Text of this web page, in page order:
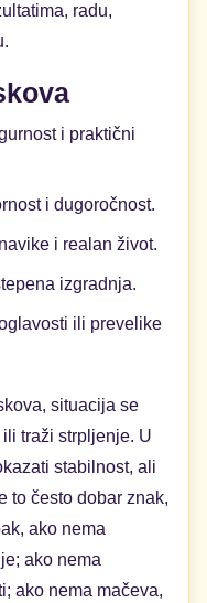
radu,
i praktični
i dugoročnost.
i realan život.
izgradnja.
ili prevelike
situacija se
traži strpljenje. U
stabilnost, ali
to često dobar znak,
ako nema
ako nema
ako nema mačeva,